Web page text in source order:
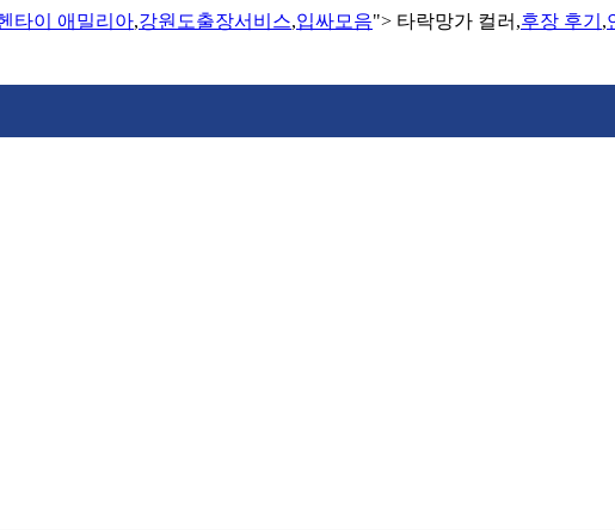
타이 애밀리아,강원도출장서비스,입싸모음"> 타락망가 컬러,후장 후기 ,